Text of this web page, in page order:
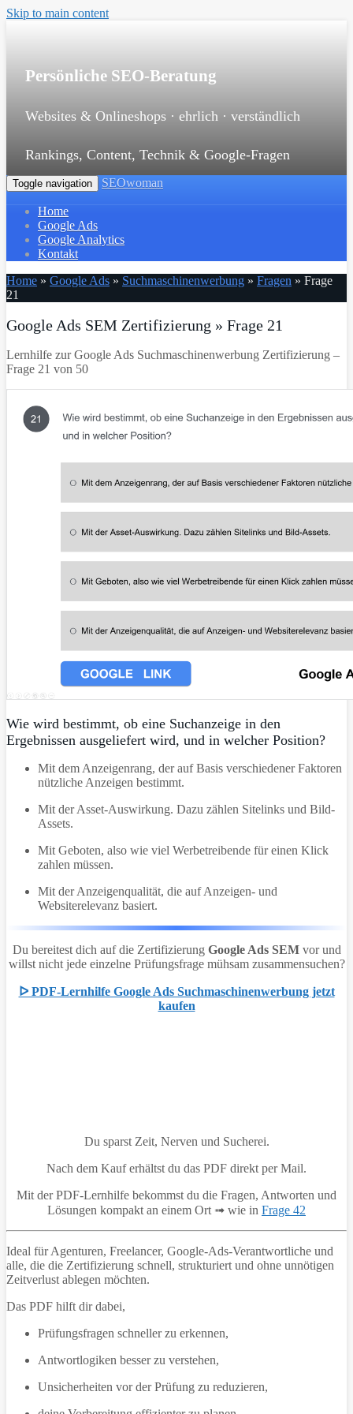
Skip to main content
Persönliche SEO-Beratung
Websites & Onlineshops · ehrlich · verständlich
Rankings, Content, Technik & Google-Fragen
Toggle navigation SEOwoman
Home
Google Ads
Google Analytics
Kontakt
Home » Google Ads » Suchmaschinenwerbung » Fragen » Frage
21
Google Ads SEM Zertifizierung » Frage 21
Lernhilfe zur Google Ads Suchmaschinenwerbung Zertifizierung –
Frage 21 von 50
Wie wird bestimmt, ob eine Suchanzeige in den
Ergebnissen ausgeliefert wird, und in welcher Position?
Mit dem Anzeigenrang, der auf Basis verschiedener Faktoren
nützliche Anzeigen bestimmt.
Mit der Asset-Auswirkung. Dazu zählen Sitelinks und Bild-
Assets.
Mit Geboten, also wie viel Werbetreibende für einen Klick
zahlen müssen.
Mit der Anzeigenqualität, die auf Anzeigen- und
Websiterelevanz basiert.
Du bereitest dich auf die Zertifizierung Google Ads SEMvor und
willst nicht jede einzelne Prüfungsfrage mühsam zusammensuchen?
ᐅ PDF-Lernhilfe Google Ads Suchmaschinenwerbung jetzt
kaufen
Du sparst Zeit, Nerven und Sucherei.
Nach dem Kauf erhältst du das PDF direkt per Mail.
Mit der PDF-Lernhilfe bekommst du die Fragen, Antworten und
Lösungen kompakt an einem Ort ➟ wie in Frage 42
Ideal für Agenturen, Freelancer, Google-Ads-Verantwortliche und
alle, die die Zertifizierung schnell, strukturiert und ohne unnötigen
Zeitverlust ablegen möchten.
Das PDF hilft dir dabei,
Prüfungsfragen schneller zu erkennen,
Antwortlogiken besser zu verstehen,
Unsicherheiten vor der Prüfung zu reduzieren,